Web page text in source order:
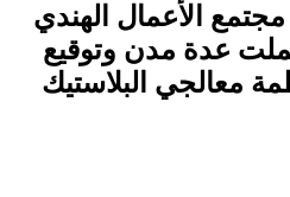
مجتمع الأعمال الهندي
عدة مدن وتوقيع
معالجي البلاستيك